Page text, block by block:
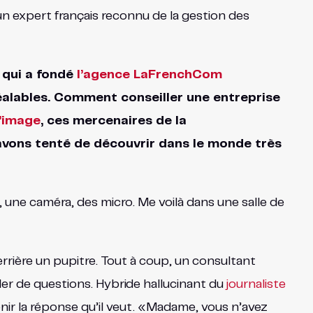
expert français reconnu de la gestion des
a fondé
l’agence LaFrenchCom
Comment conseiller une entreprise
, ces mercenaires de la
tenté de découvrir dans le monde très
caméra, des micro. Me voilà dans une salle de
un pupitre. Tout à coup, un consultant
de questions. Hybride hallucinant du journaliste
réponse qu’il veut. «Madame, vous n’avez